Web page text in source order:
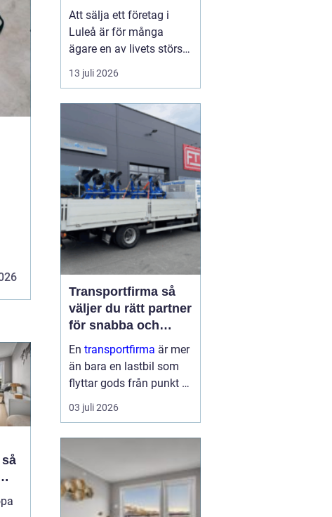
affär
Att sälja ett företag i
Luleå är för många
ägare en av livets största
affärer. Beslutet rymmer
både känslor och hårda
kundrelationer och
personalansvar ska
omvandlas till en trygg
köpeskilling och en
hållbar framtid för...
13 juli 2026
Transportfirma så
väljer du rätt partner
för snabba och
trygga leveranser
En transportfirma är mer
än bara en lastbil som
flyttar gods från punkt A
till punkt B. Rätt partner
påverkar din
och till och med ditt
varumärke. När tiderna
är pressade, kunder...
03 juli 2026